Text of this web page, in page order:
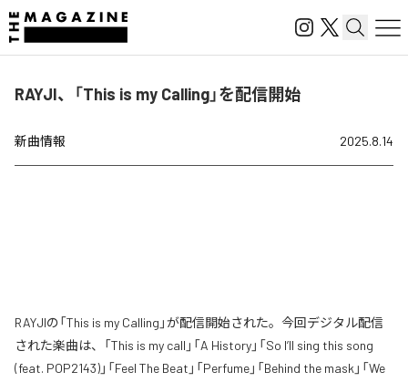
RAYJI、「This is my Calling」を配信開始
新曲情報 2025.8.14
RAYJIの「This is my Calling」が配信開始された。今回デジタル配信
された楽曲は、「This is my call」「A History」「So I’ll sing this song
(feat. POP2143)」「Feel The Beat」「Perfume」「Behind the mask」「We